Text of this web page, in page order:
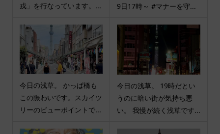
戎」を行なっています。...
9日17時～ #マナーを守...
今日の浅草。 かっぱ橋も
この賑わいです。スカイツ
リーのビューポイントで...
今日の浅草。 19時だとい
うのに暗い街が気持ち悪
い。 我慢が続く浅草です...